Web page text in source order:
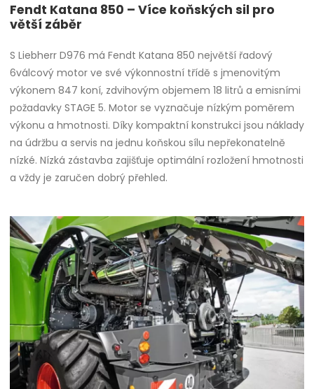
Fendt Katana 850 – Více koňských sil pro
větší záběr
S Liebherr D976 má Fendt Katana 850 největší řadový
6válcový motor ve své výkonnostní třídě s jmenovitým
výkonem 847 koní, zdvihovým objemem 18 litrů a emisními
požadavky STAGE 5. Motor se vyznačuje nízkým poměrem
výkonu a hmotnosti. Díky kompaktní konstrukci jsou náklady
na údržbu a servis na jednu koňskou sílu nepřekonatelně
nízké. Nízká zástavba zajišťuje optimální rozložení hmotnosti
a vždy je zaručen dobrý přehled.